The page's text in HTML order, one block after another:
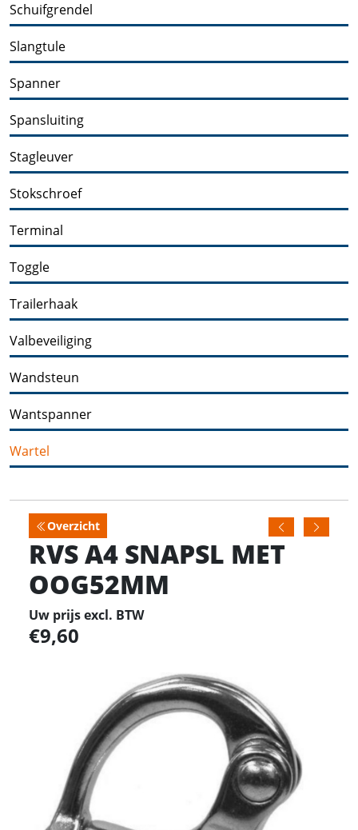
Schuifgrendel
Slangtule
Spanner
Spansluiting
Stagleuver
Stokschroef
Terminal
Toggle
Trailerhaak
Valbeveiliging
Wandsteun
Wantspanner
Wartel
Overzicht
RVS A4 SNAPSL MET
OOG52MM
Uw prijs excl. BTW
9,60